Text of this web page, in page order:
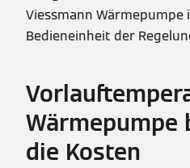
Viessmann Wärmepumpe
Bedieneinheit der
Wärmepumpe
die Kosten